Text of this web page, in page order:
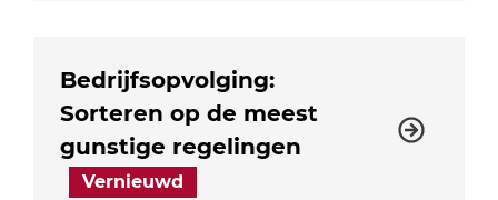
Bedrijfsopvolging:
Sorteren op de meest
gunstige regelingen
Vernieuwd